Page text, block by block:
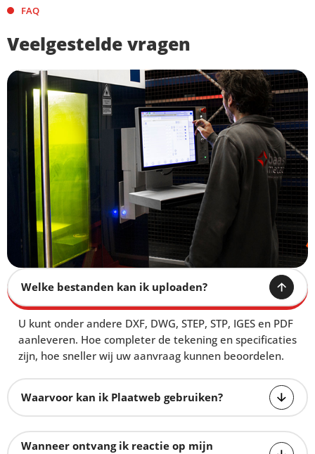
FAQ
Veelgestelde vragen
Welke bestanden kan ik uploaden?
U kunt onder andere DXF, DWG, STEP, STP, IGES en PDF
aanleveren. Hoe completer de tekening en specificaties
zijn, hoe sneller wij uw aanvraag kunnen beoordelen.
Waarvoor kan ik Plaatweb gebruiken?
Wanneer ontvang ik reactie op mijn